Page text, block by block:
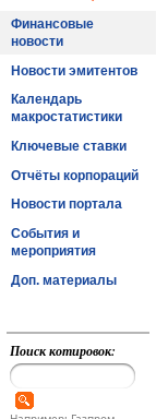
Финансовые
новости
Новости эмитентов
Календарь
макростатистики
Ключевые ставки
Отчёты корпораций
Новости портала
События и
мероприятия
Доп. материалы
Поиск котировок: